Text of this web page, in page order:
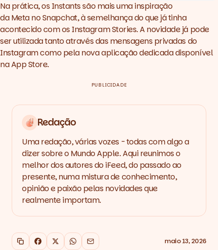
Na prática, os Instants são mais uma inspiração
da Meta no Snapchat, à semelhança do que já tinha
acontecido com os Instagram Stories. A novidade já pode
ser utilizada tanto através das mensagens privadas do
Instagram como pela nova aplicação dedicadadisponível
na App Store.
PUBLICIDADE
Redação
Uma redação, várias vozes - todas com algo a
dizer sobre o Mundo Apple. Aqui reunimos o
melhor dos autores do iFeed, do passado ao
presente, numa mistura de conhecimento,
opinião e paixão pelas novidades que
realmente importam.
Copiar link
Facebook
X WhatsApp
Email maio 13, 2026